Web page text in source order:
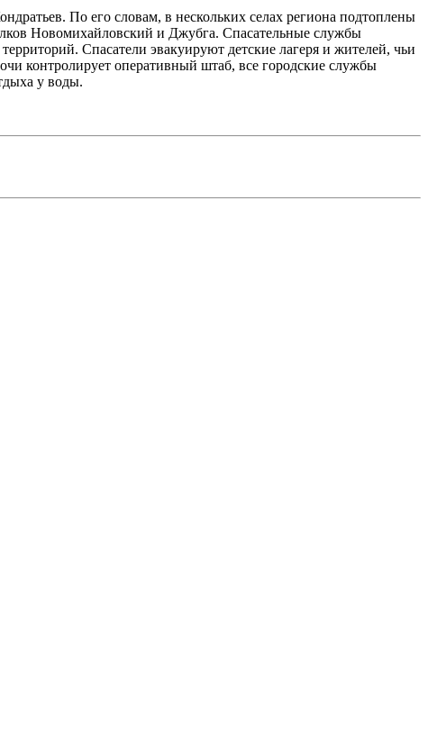
По его словам, в нескольких селах региона подтоплены
Новомихайловский и Джубга. Спасательные службы
Спасатели эвакуируют детские лагеря и жителей, чьи
контролирует оперативный штаб, все городские службы
у воды.